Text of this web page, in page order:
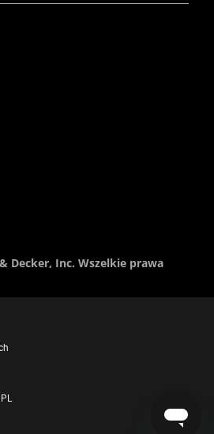
Decker, Inc. Wszelkie prawa